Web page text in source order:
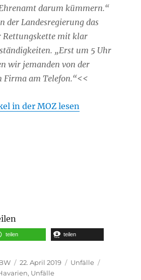
darum kümmern.“
der Landesregierung das
Rettungskette mit klar
„Erst um 5 Uhr
wir jemanden von der
Firma am Telefon.“<<
in der MOZ lesen
teilen teilen
Veröffentlicht
am
22. April 2019 Kategorien
Unfälle
, Unfälle